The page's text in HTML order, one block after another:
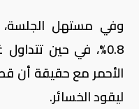
وفي مستهل الجلسة،
0.8%، في حين
ليقود الخسائر.